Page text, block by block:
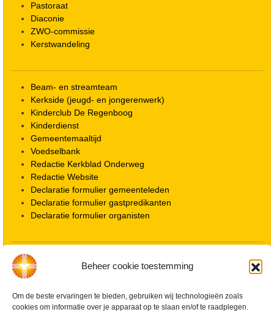
Beheer cookie toestemming
Om de beste ervaringen te bieden, gebruiken wij technologieën zoals
cookies om informatie over je apparaat op te slaan en/of te raadplegen.
Pastoraat
Diaconie
ZWO-commissie
Kerstwandeling
Beam- en streamteam
Kerkside (jeugd- en jongerenwerk)
Kinderclub De Regenboog
Kinderdienst
Gemeentemaaltijd
Voedselbank
Redactie Kerkblad Onderweg
Redactie Website
Declaratie formulier gemeenteleden
Declaratie formulier gastpredikanten
Declaratie formulier organisten
Locatie kerk
ANBI informatie PGWD
Vrienden van de Grote Kerk
Info Kerkelijke gebouwen / koster